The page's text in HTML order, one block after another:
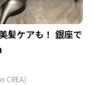
髪ケアも！ 銀座で
CREA)